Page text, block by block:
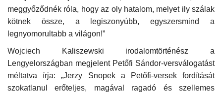
meggyőződnék róla, hogy az oly hatalom, melyet ily szálak
kötnek össze, a legiszonyúbb, egyszersmind a
legnyomorultabb a világon!”
Wojciech Kaliszewski irodalomtörténész a
Lengyelországban megjelent Petőfi Sándor-versválogatást
méltatva írja: „Jerzy Snopek a Petőfi-versek fordítását
szokatlanul erőteljes, magával ragadó és szellemes